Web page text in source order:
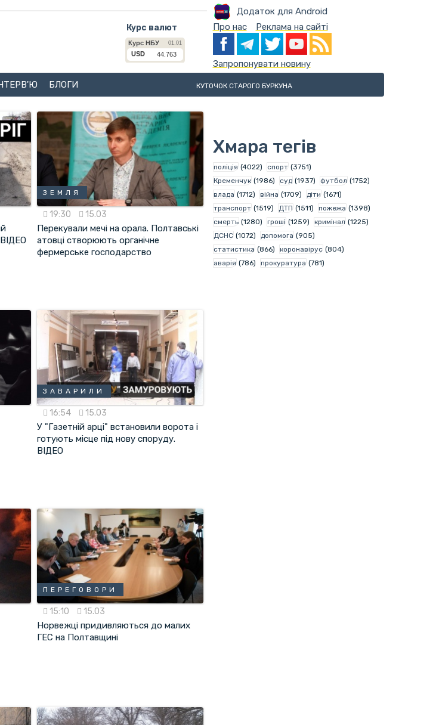
Додаток для Android
Курс валют Про нас Реклама на сайті
Запропонувати новину
БЛОГИ КУТОЧОК СТАРОГО БУРКУНА
ЗЕМЛЯ
19:30 15.03
Перекували мечі на орала. Полтавські
атовці створюють органічне
фермерське господарство
ЗАВАРИЛИ
16:54 15.03
У "Газетній арці" встановили ворота і
готують місце під нову споруду.
ВІДЕО
ПЕРЕГОВОРИ
15:10 15.03
Норвежці придивляються до малих
ГЕС на Полтавщині
Хмара тегів
поліція (4022) спорт (3751)
Кременчук (1986) суд (1937) футбол (1752)
влада (1712) війна (1709) діти (1671)
транспорт (1519) ДТП (1511) пожежа (1398)
смерть (1280) гроші (1259) кримінал (1225)
ДСНС (1072) допомога (905)
статистика (866) коронавірус (804)
аварія (786) прокуратура (781)